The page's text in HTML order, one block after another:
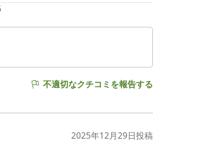
不適切なクチコミを報告する
2025年12月29日投稿